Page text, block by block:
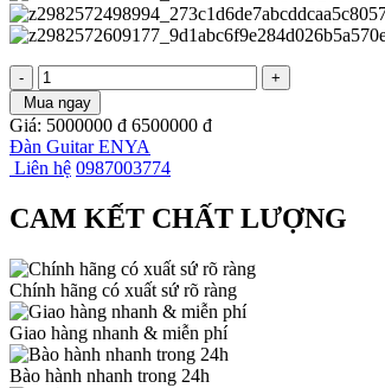
-
+
Mua ngay
Giá: 5000000 đ 6500000 đ
Đàn Guitar ENYA
Liên hệ 0987003774
CAM KẾT CHẤT LƯỢNG
Chính hãng có xuất sứ rõ ràng
Giao hàng nhanh & miễn phí
Bào hành nhanh trong 24h